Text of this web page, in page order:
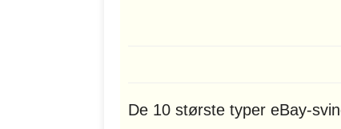
De 10 største typer eBay-